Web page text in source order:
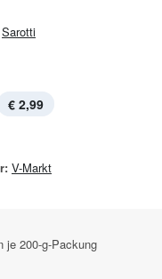
Sarotti
€ 2,99
V-Markt
je 200-g-Packung